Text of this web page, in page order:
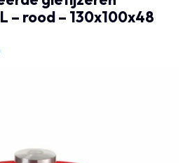
– rood – 130x100x48